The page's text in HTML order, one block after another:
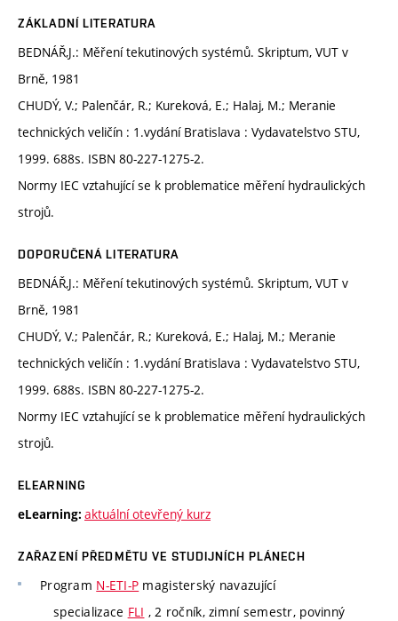
ZÁKLADNÍ LITERATURA
BEDNÁŘ,J.: Měření tekutinových systémů. Skriptum, VUT v
Brně, 1981
CHUDÝ, V.; Palenčár, R.; Kureková, E.; Halaj, M.; Meranie
technických veličín : 1.vydání Bratislava : Vydavatelstvo STU,
1999. 688s. ISBN 80-227-1275-2.
Normy IEC vztahující se k problematice měření hydraulických
strojů.
DOPORUČENÁ LITERATURA
BEDNÁŘ,J.: Měření tekutinových systémů. Skriptum, VUT v
Brně, 1981
CHUDÝ, V.; Palenčár, R.; Kureková, E.; Halaj, M.; Meranie
technických veličín : 1.vydání Bratislava : Vydavatelstvo STU,
1999. 688s. ISBN 80-227-1275-2.
Normy IEC vztahující se k problematice měření hydraulických
strojů.
ELEARNING
eLearning: aktuální otevřený kurz
ZAŘAZENÍ PŘEDMĚTU VE STUDIJNÍCH PLÁNECH
Program N-ETI-P magisterský navazující
specializace FLI , 2 ročník, zimní semestr, povinný